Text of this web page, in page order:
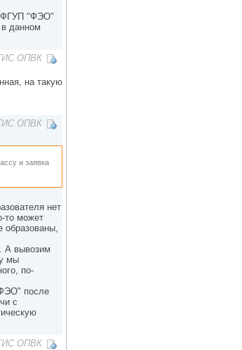
ФГУП "ФЭО"
данном
ОПВК
на такую
ОПВК
и заявка
нет
то может
образованы,
А вывозим
мы
по-
после
с
ОПВК